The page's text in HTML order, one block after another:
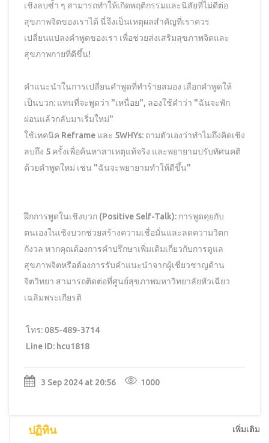
เชิงลบซ้ำ ๆ สามารถทำให้เกิดพฤติกรรมและนิสัยที่ไม่ดีต่อ
สุขภาพจิตของเราได้ นี่จึงเป็นเหตุผลสำคัญที่เราควร
เปลี่ยนแปลงคำพูดของเรา เพื่อช่วยส่งเสริมสุขภาพจิตและ
สุขภาพกายที่ดีขึ้น!
คำแนะนำในการเปลี่ยนคำพูดที่ทำร้ายสมอง เลือกคำพูดให้
เป็นบวก: แทนที่จะพูดว่า "เหนื่อย", ลองใช้คำว่า "ฉันจะพัก
ผ่อนแล้วกลับมาเริ่มใหม่"
ใช้เทคนิค Reframe และ 5WHYs: ถามตัวเองว่าทำไมถึงคิดเชิง
ลบถึง 5 ครั้งเพื่อค้นหาสาเหตุแท้จริง และพยายามปรับทัศนคติ
ด้วยคำพูดใหม่ เช่น "ฉันจะพยายามทำให้ดีขึ้น"
ฝึกการพูดในเชิงบวก (Positive Self-Talk): การพูดคุยกับ
ตนเองในเชิงบวกช่วยสร้างความเชื่อมั่นและลดความวิตก
กังวล หากคุณต้องการคำปรึกษาเพิ่มเติมเกี่ยวกับการดูแล
สุขภาพจิตหรือต้องการรับคำแนะนำจากผู้เชี่ยวชาญด้าน
จิตวิทยา สามารถติดต่อที่ศูนย์สุขภาพมหาวิทยาลัยหัวเฉียว
เฉลิมพระเกียรติ
โทร: 085-489-3714
Line ID: hcu1818
3 Sep 2024 at 20:56 1000
ปฏิทิน เพิ่มเติม